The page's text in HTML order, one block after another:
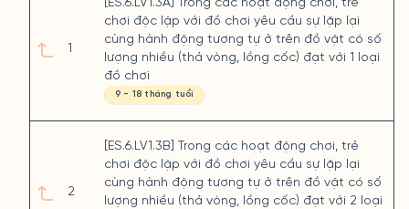
1
2
[ES.6.LV1.3A] Trong các hoạt động chơi, trẻ
chơi độc lập với đồ chơi yêu cầu sự lặp lại
cùng hành động tương tự ở trên đồ vật có số
lượng nhiều (thả vòng, lồng cốc) đạt với 1 loại
đồ chơi
9 - 18 tháng tuổi
[ES.6.LV1.3B] Trong các hoạt động chơi, trẻ
chơi độc lập với đồ chơi yêu cầu sự lặp lại
cùng hành động tương tự ở trên đồ vật có số
lượng nhiều (thả vòng, lồng cốc) đạt với 2 loại